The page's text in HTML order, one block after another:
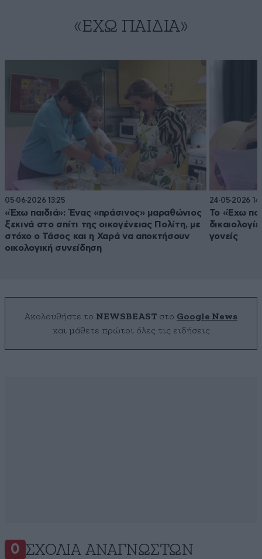
«ΈΧΩ ΠΑΙΔΙΆ»
05·06·2026 13:25
«Έχω παιδιά»: Ένας «πράσινος» μαραθώνιος
ξεκινά στο σπίτι της οικογένειας Πολίτη, με
στόχο ο Τάσος και η Χαρά να αποκτήσουν
οικολογική συνείδηση
24·05·2026
Το «Έχω
γονείς
Ακολουθήστε το NEWSBEAST στο Google News
και μάθετε πρώτοι όλες τις ειδήσεις
0 ΣΧΌΛΙΑ ΑΝΑΓΝΩΣΤΏΝ